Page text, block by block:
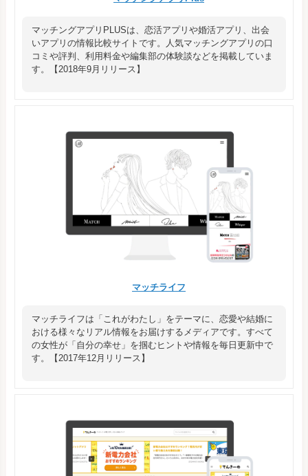
マッチングアプリPLUSは、恋活アプリや婚活アプリ、出会
いアプリの情報比較サイトです。人気マッチングアプリの口
コミや評判、利用料金や編集部の体験談などを掲載していま
す。【2018年9月リリース】
マッチライフ
マッチライフは「これがわたし」をテーマに、恋愛や結婚に
おける様々なリアル情報をお届けするメディアです。すべて
の女性が「自分の幸せ」を掴むヒントや情報を毎日更新中で
す。【2017年12月リリース】